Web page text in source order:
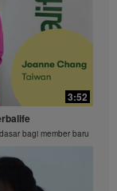
3:52
bagi member baru